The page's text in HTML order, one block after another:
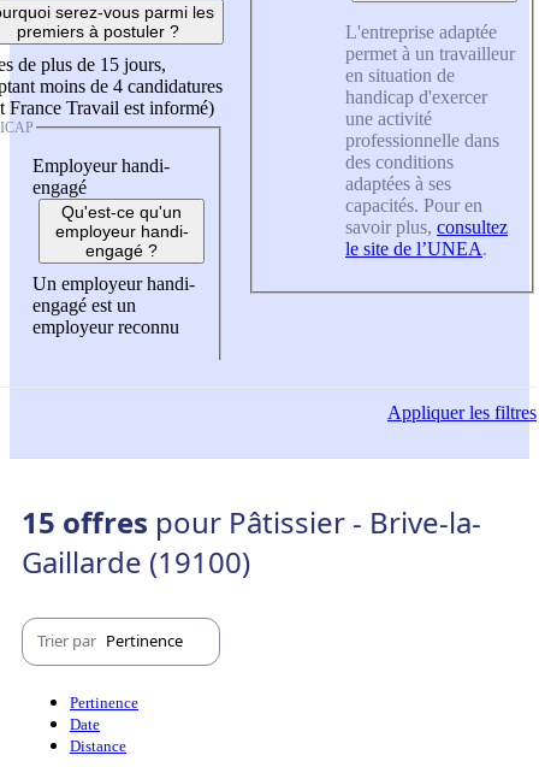
serez-vous parmi les
premiers à postuler ?
de plus de 15 jours,
moins de 4 candidatures
France Travail est informé)
Employeur handi-
engagé
Qu'est-ce qu'un
employeur handi-
engagé ?
Un employeur handi-
engagé est un
employeur reconnu
L'entreprise adaptée
permet à un travailleur
en situation de
handicap d'exercer
une activité
professionnelle dans
des conditions
adaptées à ses
capacités. Pour en
savoir plus, consultez
le site de l’UNEA.
Appliquerles filtres
15 offres pour Pâtissier - Brive-la-
Gaillarde (19100)
Trier par Pertinence
Pertinence
Date
Distance